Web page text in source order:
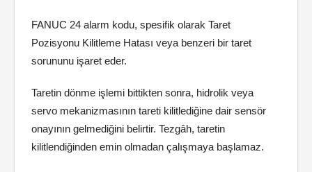
FANUC 24 alarm kodu, spesifik olarak Taret
Pozisyonu Kilitleme Hatası veya benzeri bir taret
sorununu işaret eder.
Taretin dönme işlemi bittikten sonra, hidrolik veya
servo mekanizmasının tareti kilitlediğine dair sensör
onayının gelmediğini belirtir. Tezgâh, taretin
kilitlendiğinden emin olmadan çalışmaya başlamaz.